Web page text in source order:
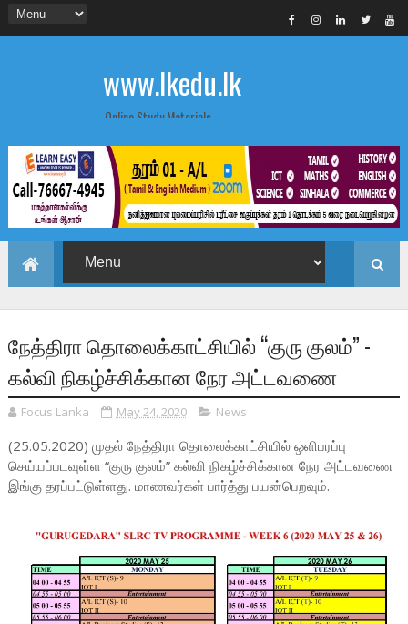
www.lkedu.lk
Online Study Materials
நேத்திரா தொலைக்காட்சியில் “குரு குலம்” -
கல்வி நிகழ்ச்சிக்கான நேர அட்டவணை
Focus Lanka May 24, 2020 News
(25.05.2020) முதல் நேத்திரா தொலைக்காட்சியில் ஒளிபரப்பு
செய்யப்படவுள்ள “குரு குலம்” கல்வி நிகழ்ச்சிக்கான நேர அட்டவணை
இங்கு தரப்பட்டுள்ளது. மாணவர்கள் பார்த்து பயன்பெறவும்.